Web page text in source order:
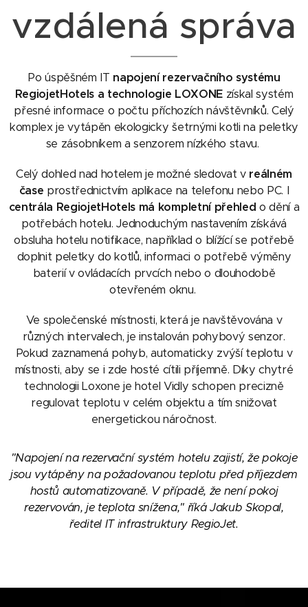
vzdálená správa
Po úspěšném IT napojení rezervačního systému
RegiojetHotels a technologie LOXONE získal systém
přesné informace o počtu příchozích návštěvníků. Celý
komplex je vytápěn ekologicky šetrnými kotli na peletky
se zásobníkem a senzorem nízkého stavu.
Celý dohled nad hotelem je možné sledovat v reálném
čase prostřednictvím aplikace na telefonu nebo PC. I
centrála RegiojetHotels má kompletní přehled o dění a
potřebách hotelu. Jednoduchým nastavením získává
obsluha hotelu notifikace, například o blížící se potřebě
doplnit peletky do kotlů, informaci o potřebě výměny
baterií v ovládacích prvcích nebo o dlouhodobě
otevřeném oknu.
Ve společenské místnosti, která je navštěvována v
různých intervalech, je instalován pohybový senzor.
Pokud zaznamená pohyb, automaticky zvýší teplotu v
místnosti, aby se i zde hosté cítili příjemně. Díky chytré
technologii Loxone je hotel Vidly schopen precizně
regulovat teplotu v celém objektu a tím snižovat
energetickou náročnost.
"Napojení na rezervační systém hotelu zajistí, že pokoje
jsou vytápěny na požadovanou teplotu před příjezdem
hostů automatizovaně. V případě, že není pokoj
rezervován, je teplota snížena," říká Jakub Skopal,
ředitel IT infrastruktury RegioJet.